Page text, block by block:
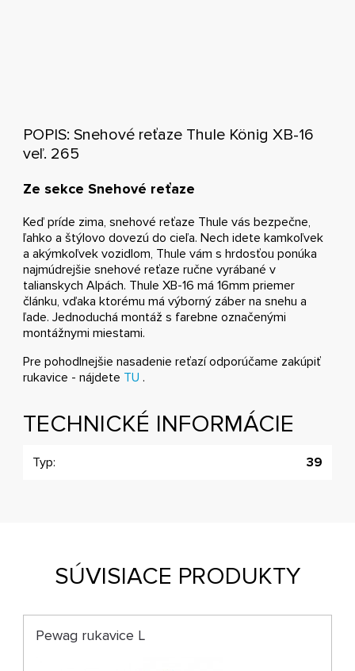
POPIS: Snehové reťaze Thule König XB-16
veľ. 265
Ze sekce Snehové reťaze
Keď príde zima, snehové reťaze Thule vás bezpečne,
ľahko a štýlovo dovezú do cieľa. Nech idete kamkoľvek
a akýmkoľvek vozidlom, Thule vám s hrdosťou ponúka
najmúdrejšie snehové reťaze ručne vyrábané v
talianskych Alpách. Thule XB-16 má 16mm priemer
článku, vďaka ktorému má výborný záber na snehu a
ľade. Jednoduchá montáž s farebne označenými
montážnymi miestami.
Pre pohodlnejšie nasadenie reťazí odporúčame zakúpiť
rukavice - nájdete TU .
TECHNICKÉ INFORMÁCIE
Typ: 39
SÚVISIACE PRODUKTY
Pewag rukavice L